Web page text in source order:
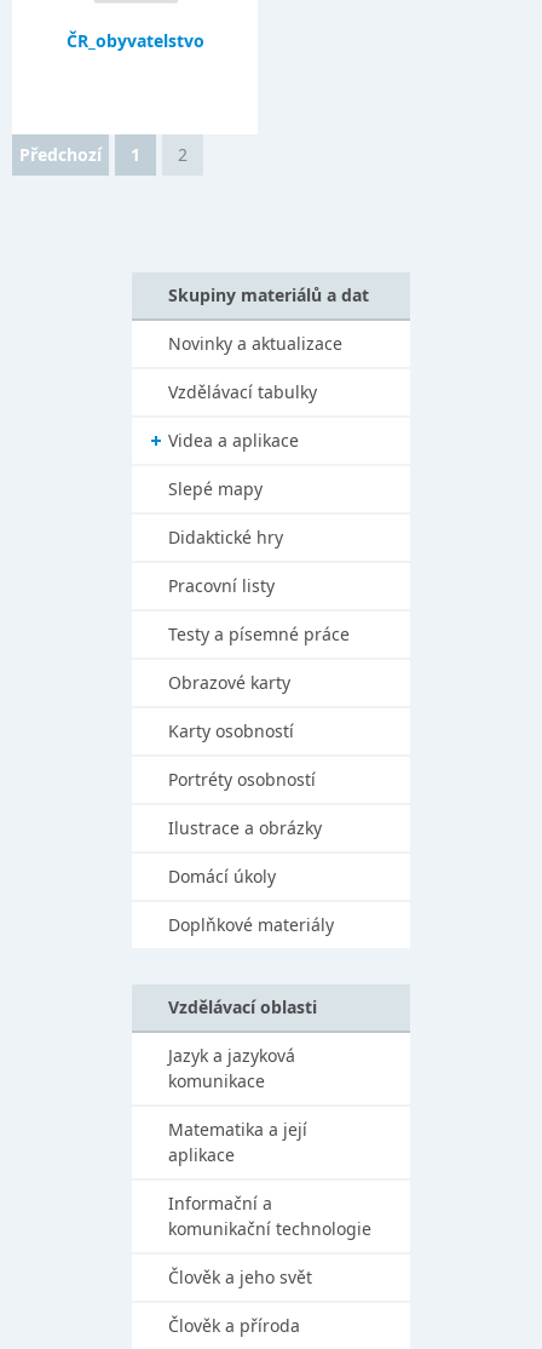
ČR_obyvatelstvo
Předchozí 1 2
Skupiny materiálů a dat
Novinky a aktualizace
Vzdělávací tabulky
Videa a aplikace
Slepé mapy
Didaktické hry
Pracovní listy
Testy a písemné práce
Obrazové karty
Karty osobností
Portréty osobností
Ilustrace a obrázky
Domácí úkoly
Doplňkové materiály
Vzdělávací oblasti
Jazyk a jazyková
komunikace
Matematika a její
aplikace
Informační a
komunikační technologie
Člověk a jeho svět
Člověk a příroda